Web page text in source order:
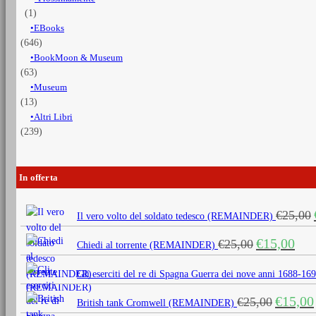
(1)
EBooks
(646)
BookMoon & Museum
(63)
Museum
(13)
Altri Libri
(239)
In offerta
Il vero volto del soldato tedesco (REMAINDER) €25,00
Chiedi al torrente (REMAINDER) €25,00 Il
prezzo
originale
era:
€25,00.
€15,00
è:
Gli eserciti del re di Spagna Guerra dei nove anni 1688-
British tank Cromwell (REMAINDER) €25,00 Il
prezzo
€15,00